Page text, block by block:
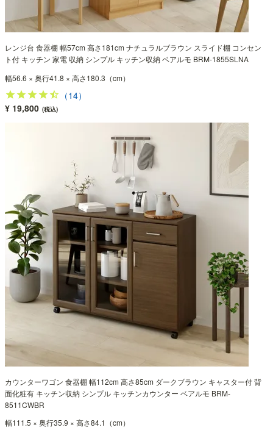
レンジ台 食器棚 幅57cm 高さ181cm ナチュラルブラウン スライド棚 コンセン
ト付 キッチン 家電 収納 シンプル キッチン収納 ベアルモ BRM-1855SLNA
幅56.6 × 奥行41.8 × 高さ180.3（cm）
（14）
¥ 19,800 (税込)
カウンターワゴン 食器棚 幅112cm 高さ85cm ダークブラウン キャスター付 背
面化粧有 キッチン収納 シンプル キッチンカウンター ベアルモ BRM-
8511CWBR
幅111.5 × 奥行35.9 × 高さ84.1（cm）